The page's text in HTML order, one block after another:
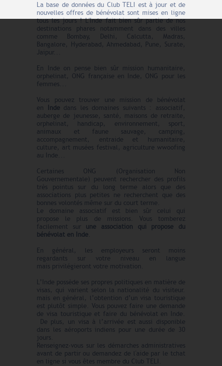
La base de données du Club TELI est à jour et de
nouvelles offres de bénévolat sont mises en ligne
tous les jours ! L'Inde fait bien sûr partie de nos
destinations phares notamment dans des villes
comme Bombay, Delhi, Calcutta, Madras,
Bangalore, Hyderabad, Ahmedabad, Pune, Surate,
Jaipur...
En Inde on pense bien sûr mission humanitaire,
orphelinat, ONG française en Inde, ONG pour les
femmes...
Vous pouvez trouver une mission de bénévolat
en
Indedans les domaines suivants : associatif,
auberge de jeunesse, santé, maisons de retraite,
orphelinat, handicap, environnement, sport,
animaux et faune sauvage, camping,
accompagnement, entraide et humanitaire,
culture, art musées festival, agriculture wwoofing
au Inde...
Certaines ONG (Organisation Non
Gouvernementale) peuvent rechercher des profils
très pointus sur du long terme alors que des
associations plus petites ne recherchent que des
bonnes volontés même sur du court terme.
Le domaine associatif est bien sûr celui qui
propose le plus de missions. Vous tomberez
facilement sur une association qui propose du
bénévolat en
Inde.
En général, les employeurs seront moins
regardants sur votre niveau en langue
mais privilégieront votre motivation.
L’Inde possède ses propres politiques en matière de
visas, qui varient selon la nationalité du visiteur.
mais en général, l’obtention d’un visa touristique
est plutôt simple. Vous pouvez faire une demande
de visa touristique et faire du bénévolat en Inde.
De plus, un visa à l’arrivée est aussi disponible
dans les aéroports indiens pour une durée de 30
jours.
Renseignez-vous sur les démarches administratives
avant de partir ou demandez de l'aide par le tchat
en ligne si vous êtes membre du Club TELI.